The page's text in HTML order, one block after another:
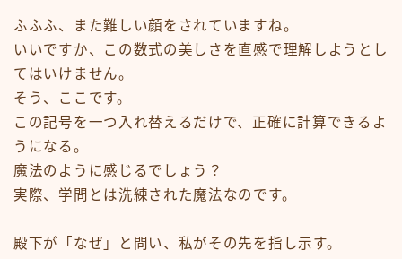
ふふふ、また難しい顔をされていますね。
いいですか、この数式の美しさを直感で理解しようとし
てはいけません。
そう、ここです。
この記号を一つ入れ替えるだけで、正確に計算できるよ
うになる。
魔法のように感じるでしょう？
実際、学問とは洗練された魔法なのです。
殿下が「なぜ」と問い、私がその先を指し示す。